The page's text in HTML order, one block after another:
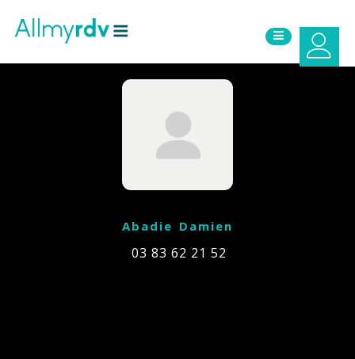
Abadie Damien
03 83 62 21 52